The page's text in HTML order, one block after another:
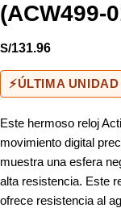
(ACW499-
S/131.96
⚡ÚLTIMA UNIDAD
Este hermoso reloj
movimiento digital
muestra una esfera
alta resistencia. Este
ofrece resistencia al